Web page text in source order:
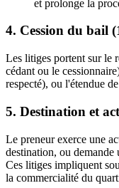
et prolonge la
4. Cession du bail
Les litiges portent sur le
cédant ou le
respecté), ou l'étendue
5. Destination et
Le preneur exerce une
destination, ou demande
Ces litiges impliquent
la commercialité du